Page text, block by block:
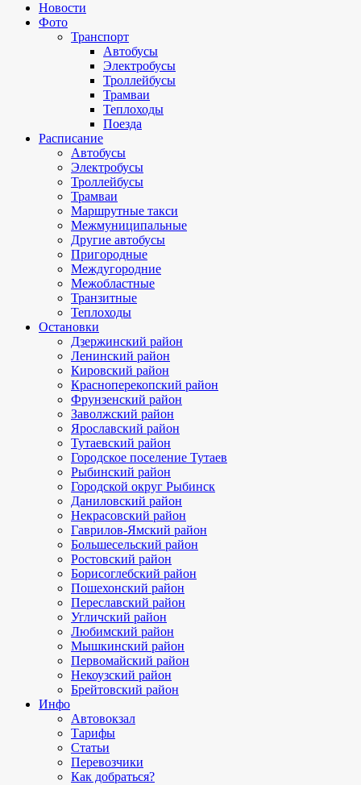
Новости
Фото
Транспорт
Автобусы
Электробусы
Троллейбусы
Трамваи
Теплоходы
Поезда
Расписание
Автобусы
Электробусы
Троллейбусы
Трамваи
Маршрутные такси
Межмуниципальные
Другие автобусы
Пригородные
Междугородние
Межобластные
Транзитные
Теплоходы
Остановки
Дзержинский район
Ленинский район
Кировский район
Красноперекопский район
Фрунзенский район
Заволжский район
Ярославский район
Тутаевский район
Городское поселение Тутаев
Рыбинский район
Городской округ Рыбинск
Даниловский район
Некрасовский район
Гаврилов-Ямский район
Большесельский район
Ростовский район
Борисоглебский район
Пошехонский район
Переславский район
Угличский район
Любимский район
Мышкинский район
Первомайский район
Некоузский район
Брейтовский район
Инфо
Автовокзал
Тарифы
Статьи
Перевозчики
Как добраться?